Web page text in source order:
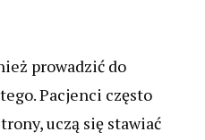
prowadzić do
Pacjenci często
uczą się stawiać